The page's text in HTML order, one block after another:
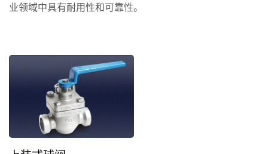
业领域中具有耐用性和可靠性。